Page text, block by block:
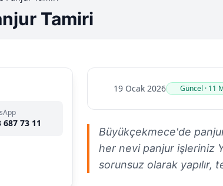
Tamiri
687 73 11
19 Ocak 2026 Güncel · 11
Büyükçekmece'de
her nevi panjur işleriniz
sorunsuz olarak yapılır,